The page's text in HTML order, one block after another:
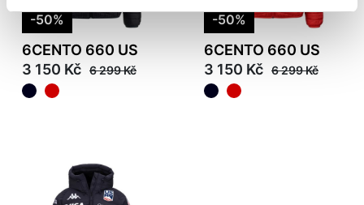
-50%
6CENTO 660 US
3 150 Kč 6 299 Kč
-50%
6CENTO 660 US
3 150 Kč 6 299 Kč